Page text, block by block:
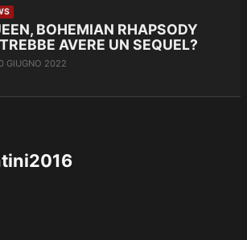
BOHEMIAN RHAPSODY
AVERE UN SEQUEL?
GIUGNO 2022